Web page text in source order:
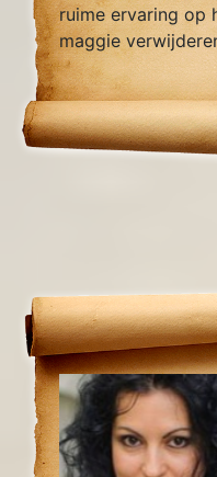
ruime ervaring op
maggie
Zielsliefde,
problemen